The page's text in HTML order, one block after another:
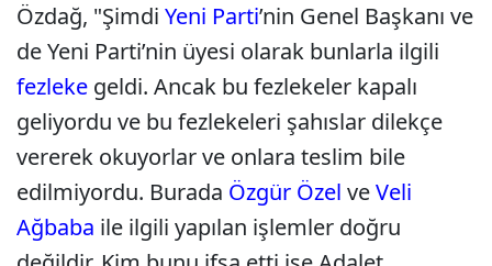
Özdağ, "Şimdi Yeni Parti’nin Genel Başkanı ve
de Yeni Parti’nin üyesi olarak bunlarla ilgili
fezleke geldi. Ancak bu fezlekeler kapalı
geliyordu ve bu fezlekeleri şahıslar dilekçe
vererek okuyorlar ve onlara teslim bile
edilmiyordu. Burada Özgür Özel veVeli
Ağbaba ile ilgili yapılan işlemler doğru